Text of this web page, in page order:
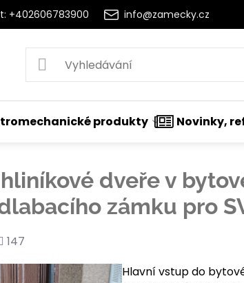
+402606783900 info@zamecky.cz
produkty Novinky,
dveře v
zámku pro
147
Hlavní vstup do